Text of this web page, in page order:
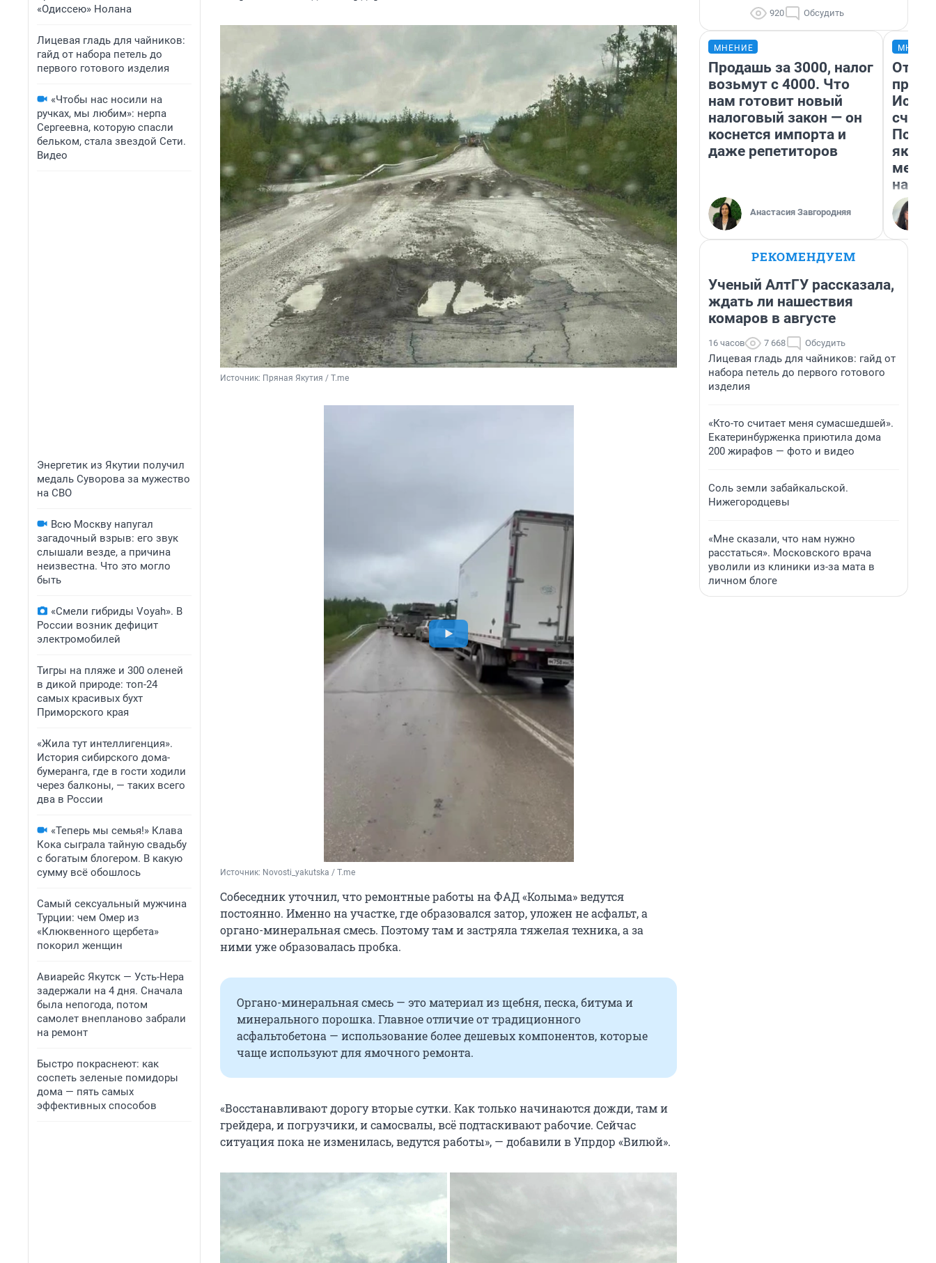
«Одиссею» Нолана
Лицевая гладь для чайников:
гайд от набора петель до
первого готового изделия
«Чтобы нас носили на
ручках, мы любим»: нерпа
Сергеевна, которую спасли
бельком, стала звездой Сети.
Видео
Энергетик из Якутии получил
медаль Суворова за мужество
на СВО
Всю Москву напугал
загадочный взрыв: его звук
слышали везде, а причина
неизвестна. Что это могло
быть
«Смели гибриды Voyah». В
России возник дефицит
электромобилей
Тигры на пляже и 300 оленей
в дикой природе: топ-24
самых красивых бухт
Приморского края
«Жила тут интеллигенция».
История сибирского дома-
бумеранга, где в гости ходили
через балконы, — таких всего
два в России
«Теперь мы семья!» Клава
Кока сыграла тайную свадьбу
с богатым блогером. В какую
сумму всё обошлось
Самый сексуальный мужчина
Турции: чем Омер из
«Клюквенного щербета»
покорил женщин
Авиарейс Якутск — Усть-Нера
задержали на 4 дня. Сначала
была непогода, потом
самолет внепланово забрали
на ремонт
Быстро покраснеют: как
соспеть зеленые помидоры
дома — пять самых
эффективных способов
Источник: Пряная Якутия / T.me
Источник: Novosti_yakutska / T.me
Собеседник уточнил, что ремонтные работы на ФАД «Колыма» ведутся
постоянно. Именно на участке, где образовался затор, уложен не асфальт, а
органо-минеральная смесь. Поэтому там и застряла тяжелая техника, а за
ними уже образовалась пробка.
Органо-минеральная смесь — это материал из щебня, песка, битума и
минерального порошка. Главное отличие от традиционного
асфальтобетона — использование более дешевых компонентов, которые
чаще используют для ямочного ремонта.
«Восстанавливают дорогу вторые сутки. Как только начинаются дожди, там и
грейдера, и погрузчики, и самосвалы, всё подтаскивают рабочие. Сейчас
ситуация пока не изменилась, ведутся работы», — добавили в Упрдор «Вилюй».
920 Обсудить
МНЕНИЕ
Продашь за 3000, налог
возьмут с 4000. Что
нам готовит новый
налоговый закон — он
коснется импорта и
даже репетиторов
Анастасия Завгородняя
метр
РЕКОМЕНДУЕМ
Ученый АлтГУ рассказала,
ждать ли нашествия
комаров в августе
16 часов 7 668 Обсудить
Лицевая гладь для чайников: гайд от
набора петель до первого готового
изделия
«Кто-то считает меня сумасшедшей».
Екатеринбурженка приютила дома
200 жирафов — фото и видео
Соль земли забайкальской.
Нижегородцевы
«Мне сказали, что нам нужно
расстаться». Московского врача
уволили из клиники из-за мата в
личном блоге